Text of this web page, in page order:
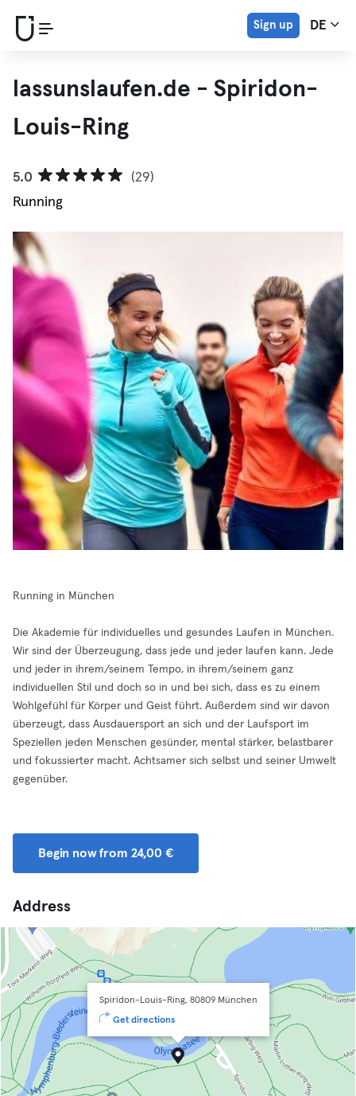
Sign up DE
lassunslaufen.de - Spiridon-
Louis-Ring
5.0
(29)
Running
Running in München
Die Akademie für individuelles und gesundes Laufen in München.
Wir sind der Überzeugung, dass jede und jeder laufen kann. Jede
und jeder in ihrem/seinem Tempo, in ihrem/seinem ganz
individuellen Stil und doch so in und bei sich, dass es zu einem
Wohlgefühl für Körper und Geist führt. Außerdem sind wir davon
überzeugt, dass Ausdauersport an sich und der Laufsport im
Speziellen jeden Menschen gesünder, mental stärker, belastbarer
und fokussierter macht. Achtsamer sich selbst und seiner Umwelt
gegenüber.
Begin now from 24,00 €
Address
Spiridon-Louis-Ring, 80809 München
Get directions